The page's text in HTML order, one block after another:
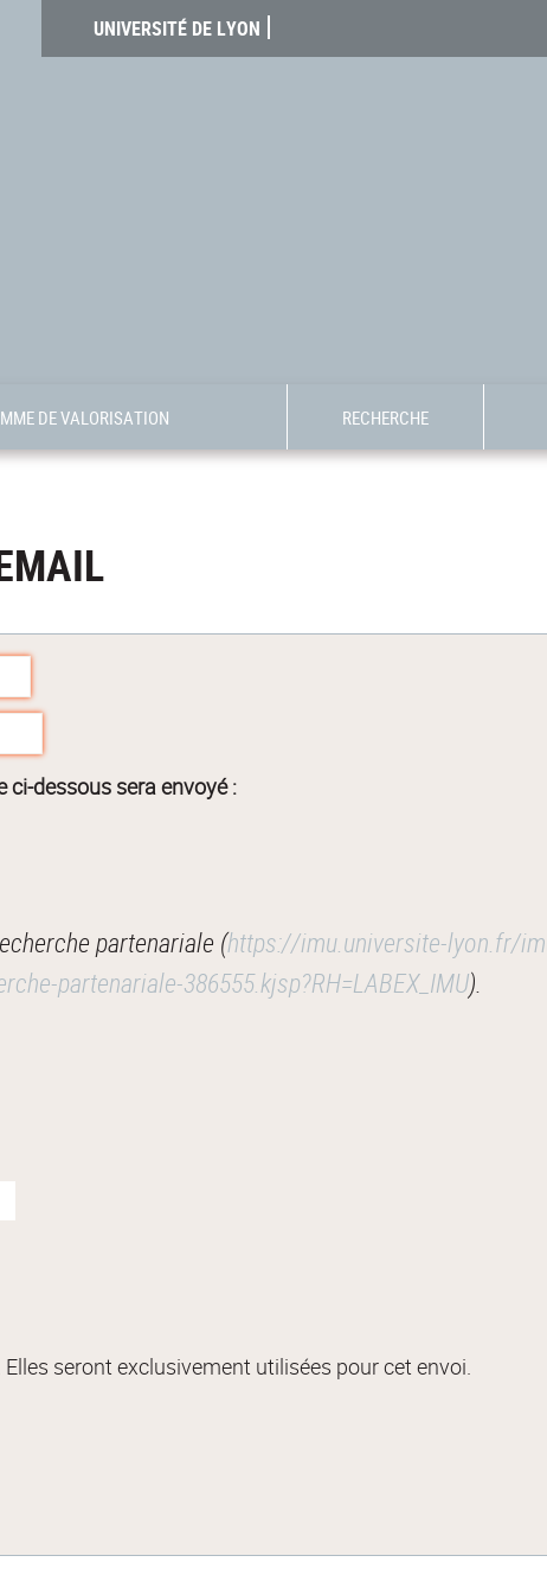
UNIVERSITÉ DE LYON
DE VALORISATION RECHERCHE
ci-dessous sera envoyé :
partenariale (https://imu.universite-lyon.fr/
partenariale-386555.kjsp?RH=LABEX_IMU).
seront exclusivement utilisées pour cet envoi.